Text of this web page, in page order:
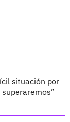
situación por